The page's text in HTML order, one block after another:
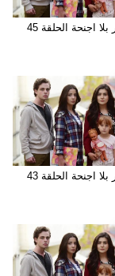
اجنحة الحلقة 45
اجنحة الحلقة 43